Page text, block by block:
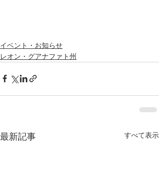
イベント・お知らせ
レオン・グアナファト州
最新記事 すべて表示